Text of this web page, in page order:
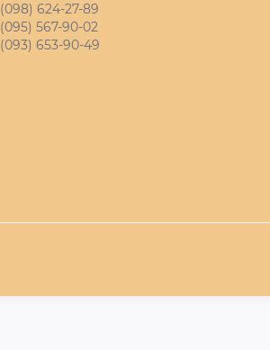
(098) 624-27-89
(095) 567-90-02
(093) 653-90-49